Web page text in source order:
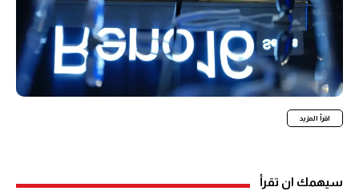
اقرأ المزيد
سيهمك ان تقرأ